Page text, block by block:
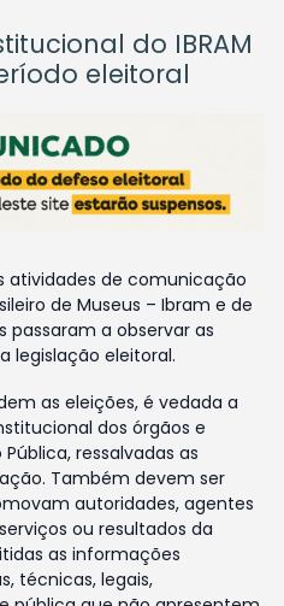
do IBRAM
eleitoral
atividades de comunicação
de Museus – Ibram e de
passaram a observar as
legislação eleitoral.
as eleições, é vedada a
dos órgãos e
ressalvadas as
Também devem ser
autoridades, agentes
ou resultados da
as informações
técnicas, legais,